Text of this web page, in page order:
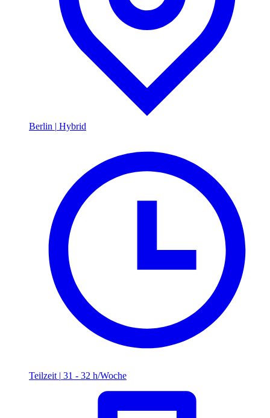
Berlin | Hybrid
Teilzeit | 31 - 32 h/Woche